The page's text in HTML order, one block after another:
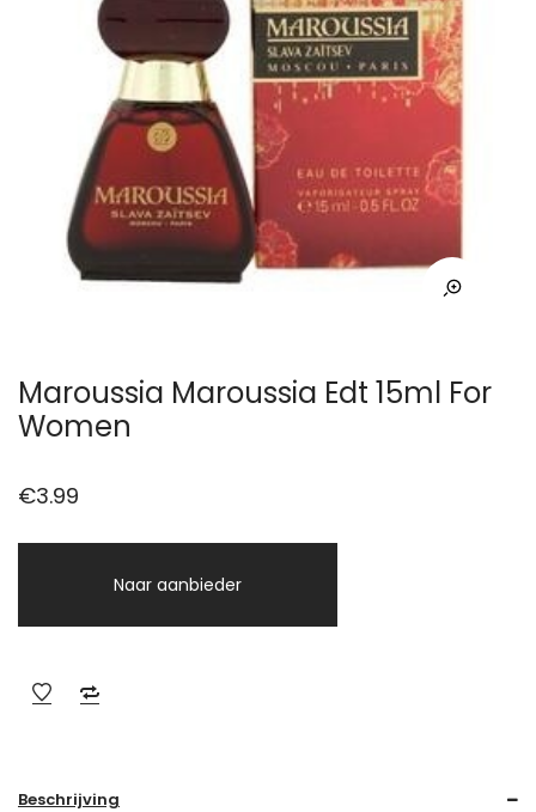
Maroussia Maroussia Edt 15ml For
Women
€3.99
Naar aanbieder
Beschrijving